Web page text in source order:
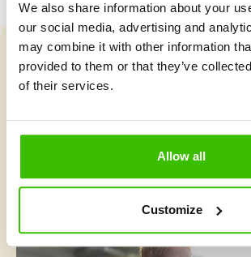
We also share information about your
our social media, advertising and
may combine it with other information
provided to them or that they’ve
of their services.
Allow all
Customize
Čo je v Gymnathlone